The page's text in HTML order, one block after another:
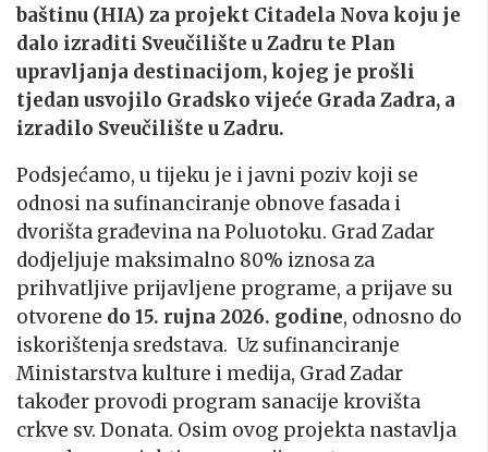
baštinu (HIA) za projekt Citadela Nova koju je
dalo izraditi Sveučilište u Zadru te Plan
upravljanja destinacijom, kojeg je prošli
tjedan usvojilo Gradsko vijeće Grada Zadra, a
izradilo Sveučilište u Zadru.
Podsjećamo, u tijeku je i javni poziv koji se
odnosi na sufinanciranje obnove fasada i
dvorišta građevina na Poluotoku. Grad Zadar
dodjeljuje maksimalno 80% iznosa za
prihvatljive prijavljene programe, a prijave su
otvorene do 15. rujna 2026. godine, odnosno do
iskorištenja sredstava. Uz sufinanciranje
Ministarstva kulture i medija, Grad Zadar
također provodi program sanacije krovišta
crkve sv. Donata. Osim ovog projekta nastavlja